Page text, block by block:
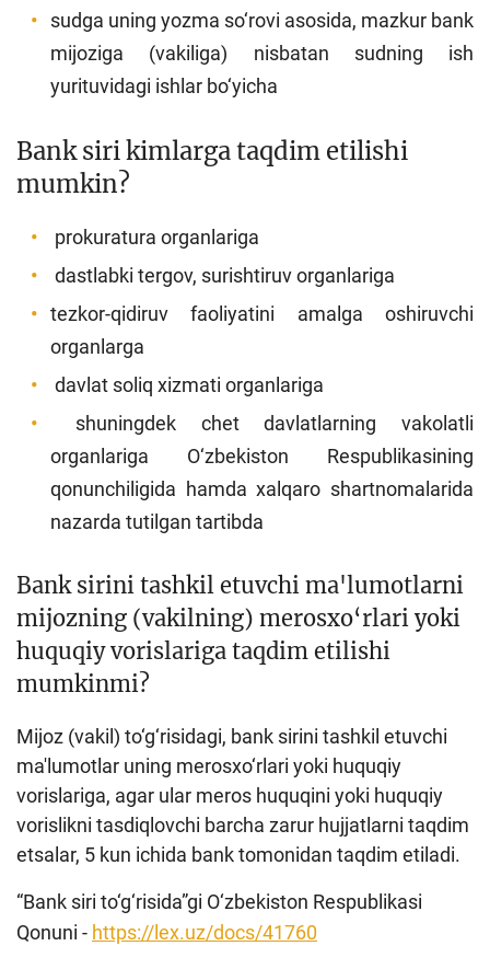
sudga uning yozma so‘rovi asosida, mazkur bank
mijoziga (vakiliga) nisbatan sudning ish
yurituvidagi ishlar bo‘yicha
Bank siri kimlarga taqdim etilishi
mumkin?
prokuratura organlariga
dastlabki tergov, surishtiruv organlariga
tezkor-qidiruv faoliyatini amalga oshiruvchi
organlarga
davlat soliq xizmati organlariga
shuningdek chet davlatlarning vakolatli
organlariga O‘zbekiston Respublikasining
qonunchiligida hamda xalqaro shartnomalarida
nazarda tutilgan tartibda
Bank sirini tashkil etuvchi ma'lumotlarni
mijozning (vakilning) merosxo‘rlari yoki
huquqiy vorislariga taqdim etilishi
mumkinmi?
Mijoz (vakil) to‘g‘risidagi, bank sirini tashkil etuvchi
ma'lumotlar uning merosxo‘rlari yoki huquqiy
vorislariga, agar ular meros huquqini yoki huquqiy
vorislikni tasdiqlovchi barcha zarur hujjatlarni taqdim
etsalar, 5 kun ichida bank tomonidan taqdim etiladi.
“Bank siri to‘g‘risida”gi O‘zbekiston Respublikasi
Qonuni - https://lex.uz/docs/41760